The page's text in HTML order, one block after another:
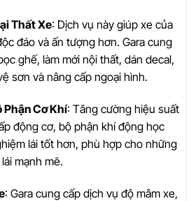
Thất Xe: Dịch vụ này giúp xe của
đáo và ấn tượng hơn. Gara cung
ghế, làm mới nội thất, dán decal,
sơn và nâng cấp ngoại hình.
Phận Cơ Khí: Tăng cường hiệu suất
động cơ, bộ phận khí động học
lái tốt hơn, phù hợp cho những
mạnh mẽ.
: Gara cung cấp dịch vụ độ mâm xe,